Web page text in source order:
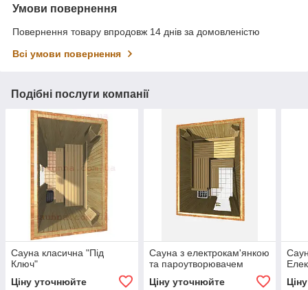
Умови повернення
Повернення товару впродовж 14 днів за домовленістю
Всі умови повернення
Подібні послуги компанії
Сауна класична "Під
Ключ"
Ціну уточнюйте
Сауна з електрокам'янкою
та пароутворювачем
Ціну уточнюйте